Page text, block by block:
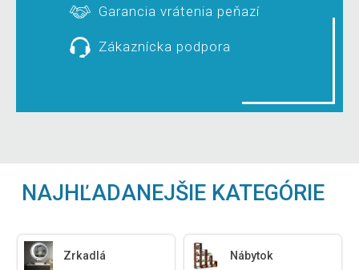
Garancia vrátenia peňazí
Zákaznícka podpora
NAJHĽADANEJŠIE KATEGÓRIE
Zrkadlá Nábytok